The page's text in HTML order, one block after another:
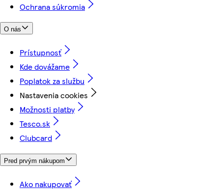
Ochrana súkromia
O nás
Prístupnosť
Kde dovážame
Poplatok za službu
Nastavenia cookies
Možnosti platby
Tesco.sk
Clubcard
Pred prvým nákupom
Ako nakupovať